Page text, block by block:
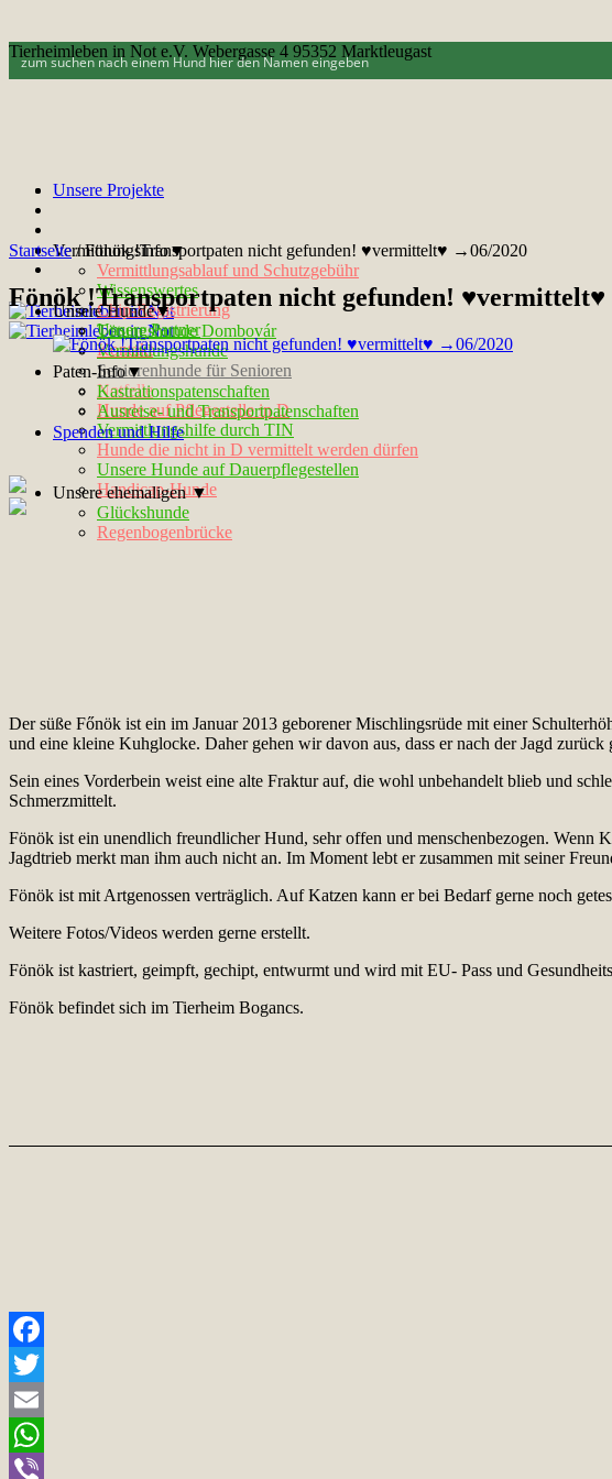
Tierheimleben in Not e.V. Webergasse 4 95352 Marktleugast
Unsere Projekte
Vermittlungsinfo▼
Vermittlungsablauf und Schutzgebühr
Wissenswertes
Chip-Registrierung
Unsere Partner
Kontakt
Unsere Hunde▼
Tötungshunde Dombovár
Vermittlungshunde
Seniorenhunde für Senioren
Notfelle
Hunde auf Pflegestelle in D
Vermittlungshilfe durch TIN
Hunde die nicht in D vermittelt werden dürfen
Unsere Hunde auf Dauerpflegestellen
Handicap-Hunde
Paten-Info▼
Kastrationspatenschaften
Ausreise- und Transportpatenschaften
Spenden und Hilfe
Unsere ehemaligen ▼
Glückshunde
Regenbogenbrücke
Startseite /Fönök !Transportpaten nicht gefunden! ♥vermittelt♥ →06/2020
Fönök !Transportpaten nicht gefunden!
Der süße Főnök ist ein im Januar 2013 geborener Mischlingsrüde mit einer
und eine kleine Kuhglocke. Daher gehen wir davon aus, dass er nach der Jagd
Sein eines Vorderbein weist eine alte Fraktur auf, die wohl unbehandelt blieb und
Schmerzmittelt.
Fönök ist ein unendlich freundlicher Hund, sehr offen und menschenbezogen. Wenn
Jagdtrieb merkt man ihm auch nicht an. Im Moment lebt er zusammen mit seiner
Fönök ist mit Artgenossen verträglich. Auf Katzen kann er bei Bedarf gerne noch
Weitere Fotos/Videos werden gerne erstellt.
Fönök ist kastriert, geimpft, gechipt, entwurmt und wird mit EU- Pass und
Fönök befindet sich im Tierheim Bogancs.
Facebook
Twitter
Email
WhatsApp